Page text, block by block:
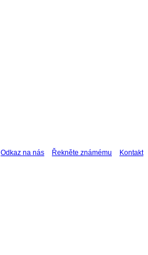
Odkaz na nás Řekněte známému Kontakt